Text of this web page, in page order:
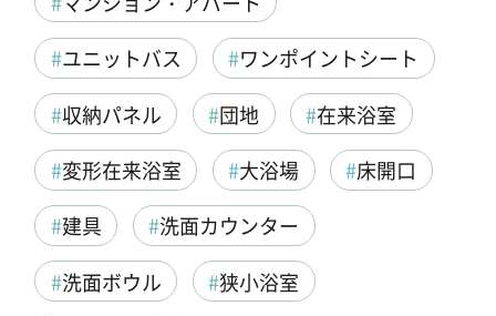
ユニットバス
ワンポイントシート
収納パネル
団地
在来浴室
変形在来浴室
大浴場
床開口
建具
洗面カウンター
洗面ボウル
狭小浴室